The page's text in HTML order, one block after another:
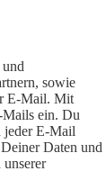
und
sowie
E-Mail. Mit
ein. Du
jeder E-Mail
Daten und